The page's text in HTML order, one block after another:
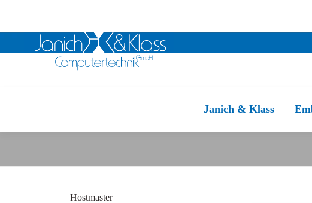
Janich & Klass
Hostmaster